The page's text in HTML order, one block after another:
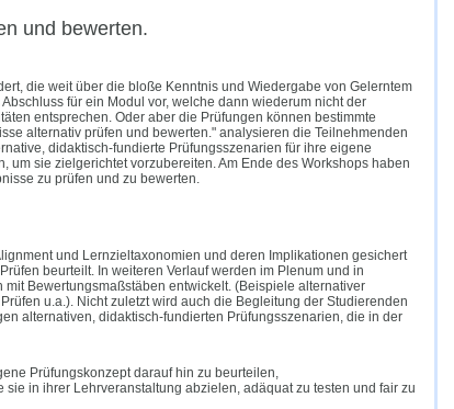
und bewerten.
die weit über die bloße Kenntnis und Wiedergabe von Gelerntem
für ein Modul vor, welche dann wiederum nicht der
entsprechen. Oder aber die Prüfungen können bestimmte
alternativ prüfen und bewerten." analysieren die Teilnehmenden
didaktisch-fundierte Prüfungsszenarien für ihre eigene
sie zielgerichtet vorzubereiten. Am Ende des Workshops haben
zu prüfen und zu bewerten.
und Lernzieltaxonomien und deren Implikationen gesichert
beurteilt. In weiteren Verlauf werden im Plenum und in
Bewertungsmaßstäben entwickelt. (Beispiele alternativer
u.a.). Nicht zuletzt wird auch die Begleitung der Studierenden
alternativen, didaktisch-fundierten Prüfungsszenarien, die in der
Prüfungskonzept darauf hin zu beurteilen,
in ihrer Lehrveranstaltung abzielen, adäquat zu testen und fair zu